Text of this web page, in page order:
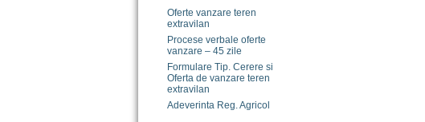
Oferte vanzare teren
extravilan
Procese verbale oferte
vanzare – 45 zile
Formulare Tip. Cerere si
Oferta de vanzare teren
extravilan
Adeverinta Reg. Agricol